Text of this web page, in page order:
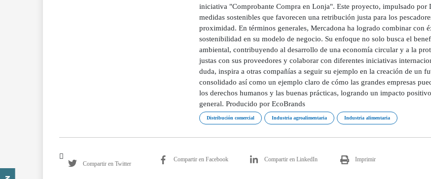
iniciativa "Comprobante Compra en Lonja". Este proyecto, impulsado por
medidas sostenibles que favorecen una retribución justa para los
proximidad. En términos generales, Mercadona ha logrado combinar con
sostenibilidad en su modelo de negocio. Su enfoque no solo busca el
ambiental, contribuyendo al desarrollo de una economía circular y a la
justas con sus proveedores y colaborar con diferentes iniciativas
duda, inspira a otras compañías a seguir su ejemplo en la creación de un
consolidado así como un ejemplo claro de cómo las grandes empresas
los derechos humanos y las buenas prácticas, logrando un impacto
general. Producido por EcoBrands
Distribución comercial Industria agroalimentaria Industria alimentaria
Compartir en Twitter
Compartir en Facebook Compartir en LinkedIn Imprimir